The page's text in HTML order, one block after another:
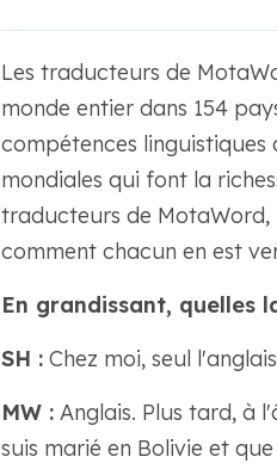
Les traducteurs de
monde entier dans 154
compétences
mondiales qui font la
traducteurs de
comment chacun en est
En grandissant, quelles
SH :Chez moi, seul
MW :Anglais. Plus tard, à
suis marié en Bolivie et